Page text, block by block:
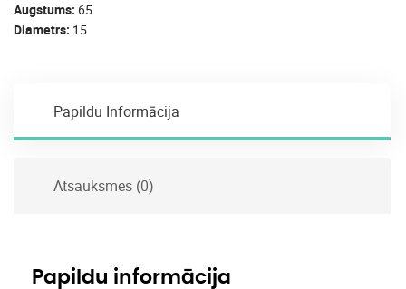
Augstums 65
Diametrs 15
Papildu Informācija
Atsauksmes (0)
Papildu informācija